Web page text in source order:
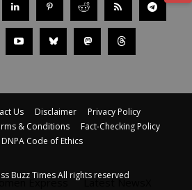
Us Disclaimer
Privacy Policy
& Conditions
Fact-Checking Policy
DNPA Code of Ethics
Buzz Times All rights reserved
Express Latest NewsX